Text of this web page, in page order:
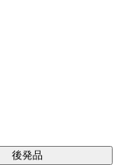
後発品